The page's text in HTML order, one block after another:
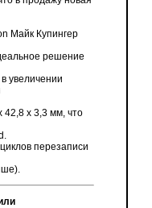
Майк Купингер
решение
увеличении
42,8 x 3,3 мм, что
перезаписи